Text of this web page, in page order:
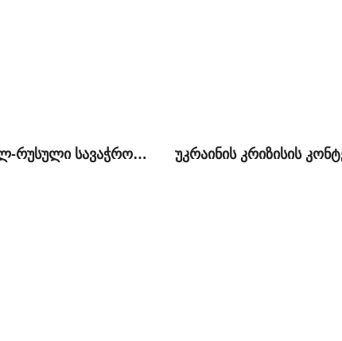
ქართულ-რუსული სავაჭრო-ეკონომიკური ურთიერთობები საქართელოს DCFTA-სთან მიერთებისა და ევრაზიული კავშირის შექმნის ფონზე